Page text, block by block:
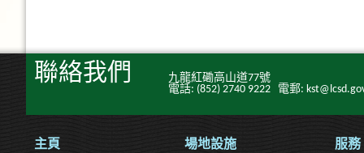
聯絡我們
九龍紅磡高山道77號
電話: (852) 2740 9222 電郵:
主頁
場地設施 服務